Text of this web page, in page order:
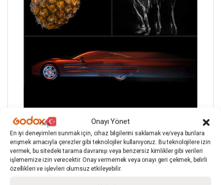
Onayı Yönet
En iyi deneyimleri sunmak için, cihaz bilgilerini saklamak ve/veya bunlara
erişmek amacıyla çerezler gibi teknolojiler kullanıyoruz. Bu teknolojilere izin
vermek, bu sitedeki tarama davranışı veya benzersiz kimlikler gibi verileri
işlememize izin verecektir. Onay vermemek veya onayı geri çekmek, belirli
özellikleri ve işlevleri olumsuz etkileyebilir.
Mükemmellik Devam Ediyor.
V860III, TTL, Tekli ve Çoklu Flaş modlarında devam